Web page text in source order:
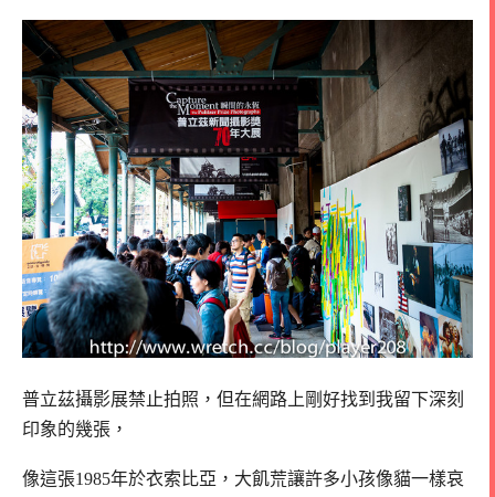
普立茲攝影展禁止拍照，但在網路上剛好找到我留下深刻
印象的幾張，
像這張1985年於衣索比亞，大飢荒讓許多小孩像貓一樣哀